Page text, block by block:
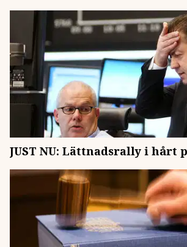
JUST NU: Lättnadsrally i hårt